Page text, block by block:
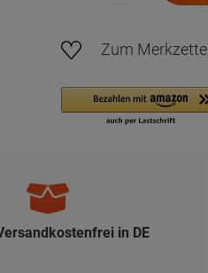
Zum Merkzettel
in DE